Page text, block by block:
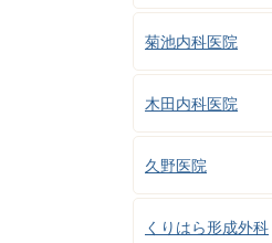
菊池内科医院
木田内科医院
久野医院
くりはら形成外科